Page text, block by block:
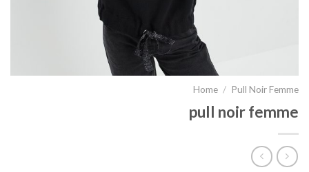
Home / Pull Noir Femme
pull noir femme